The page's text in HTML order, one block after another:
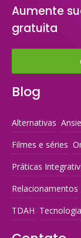
Aumente
gratuita
Blog
Alternativas
Filmes e séries
Práticas
Relacionamentos
TDAH Tecnologia